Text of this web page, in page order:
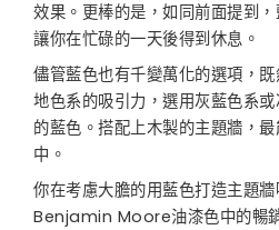
效果。更棒的是，如同前面提到
讓你在忙碌的一天後得到休息。
儘管藍色也有千變萬化的選項，
地色系的吸引力，選用灰藍色系
的藍色。搭配上木製的主題牆，
中。
你在考慮大膽的用藍色打造主題
Benjamin Moore油漆色中的暢